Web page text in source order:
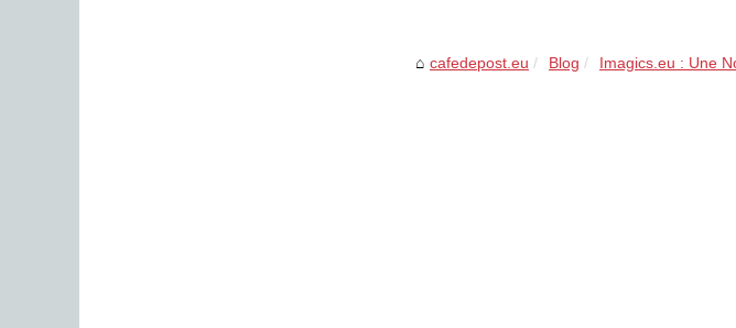
cafedepost.eu Blog Imagics.eu : Une